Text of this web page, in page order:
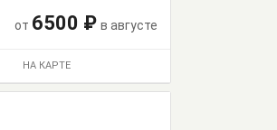
от 6500 ₽ в августе
НА КАРТЕ